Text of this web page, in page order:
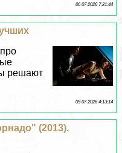
06 07 2026 7:21:44
решают
05 07 2026 4:13:14
(2013).